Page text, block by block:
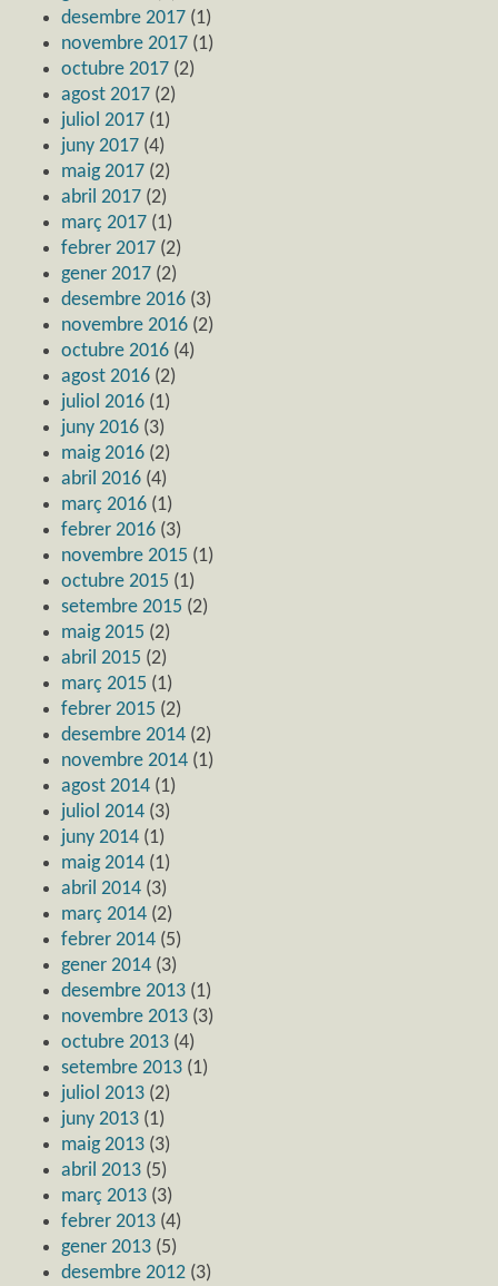
desembre 2017 (1)
novembre 2017 (1)
octubre 2017 (2)
agost 2017 (2)
juliol 2017 (1)
juny 2017 (4)
maig 2017 (2)
abril 2017 (2)
març 2017 (1)
febrer 2017 (2)
gener 2017 (2)
desembre 2016 (3)
novembre 2016 (2)
octubre 2016 (4)
agost 2016 (2)
juliol 2016 (1)
juny 2016 (3)
maig 2016 (2)
abril 2016 (4)
març 2016 (1)
febrer 2016 (3)
novembre 2015 (1)
octubre 2015 (1)
setembre 2015 (2)
maig 2015 (2)
abril 2015 (2)
març 2015 (1)
febrer 2015 (2)
desembre 2014 (2)
novembre 2014 (1)
agost 2014 (1)
juliol 2014 (3)
juny 2014 (1)
maig 2014 (1)
abril 2014 (3)
març 2014 (2)
febrer 2014 (5)
gener 2014 (3)
desembre 2013 (1)
novembre 2013 (3)
octubre 2013 (4)
setembre 2013 (1)
juliol 2013 (2)
juny 2013 (1)
maig 2013 (3)
abril 2013 (5)
març 2013 (3)
febrer 2013 (4)
gener 2013 (5)
desembre 2012 (3)